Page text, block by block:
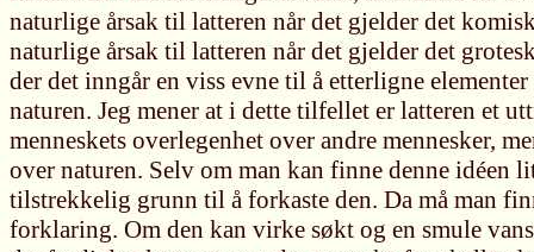
naturlige årsak til latteren når det gjelder det
naturlige årsak til latteren når det gjelder det
der det inngår en viss evne til å etterligne
naturen. Jeg mener at i dette tilfellet er latteren et
menneskets overlegenhet over andre mennesker,
over naturen. Selv om man kan finne denne idéen
tilstrekkelig grunn til å forkaste den. Da må man
forklaring. Om den kan virke søkt og en smule